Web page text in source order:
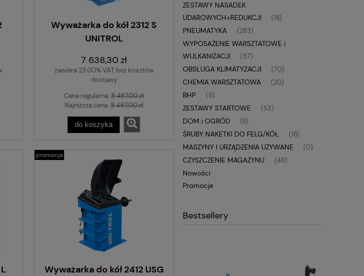
Wyważarka do kół 2312 S
UNITROL
7 638,30 zł
zawiera 23.00% VAT, bez kosztów
dostawy
Cena regularna:8 487,00 zł
Najniższa cena:8 487,00 zł
do koszyka
Wyważarka do kół 2412 USG
promocja
ZESTAWY NASADEK
UDAROWYCH+REDUKCJI
(18)
PNEUMATYKA (283)
WYPOSAŻENIE WARSZTATOWE i
WULKANIZACJI
(57)
OBSŁUGA KLIMATYZACJI (70)
CHEMIA WARSZTATOWA (20)
BHP (9)
ZESTAWY STARTOWE (53)
DOM i OGRÓD (8)
ŚRUBY NAKETKI DO FELG/KÓŁ (18)
MASZYNY I URZĄDZENIA UŻYWANE (0)
CZYSZCZENIE MAGAZYNU (46)
Nowości
Promocje
Bestsellery